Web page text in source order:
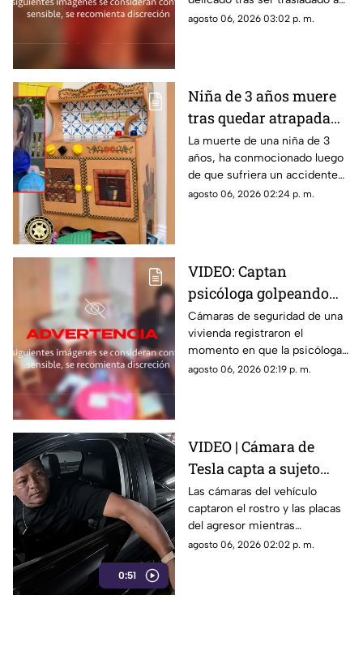
un hospital por cuerpos de
agosto 06, 2026 03:02 p. m.
Niña de 3 años muere
tras quedar atrapada
en cocina de juguete
La muerte de una niña de 3
años, ha conmocionado luego
de que sufriera un accidente
doméstico con una cocina de
agosto 06, 2026 02:24 p. m.
VIDEO: Captan
psicóloga golpeando
brutalmente a niño
INDEFENSO con
autismo y epilepsia
Cámaras de seguridad de una
vivienda registraron el
momento en que la psicóloga
agredió físicamente a un niño
agosto 06, 2026 02:19 p. m.
0:51
VIDEO | Cámara de
Tesla capta a sujeto
rayando el auto en
estacionamiento
Las cámaras del vehículo
captaron el rostro y las placas
del agresor mientras
vandalizaba la pintura. Esto
agosto 06, 2026 02:02 p. m.